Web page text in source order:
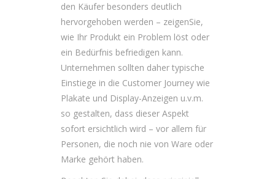
den Käufer besonders deutlich
hervorgehoben werden – zeigenSie,
wie Ihr Produkt ein Problem löst oder
ein Bedürfnis befriedigen kann.
Unternehmen sollten daher typische
Einstiege in die Customer Journey wie
Plakate und Display-Anzeigen u.v.m.
so gestalten, dass dieser Aspekt
sofort ersichtlich wird – vor allem für
Personen, die noch nie von Ware oder
Marke gehört haben.